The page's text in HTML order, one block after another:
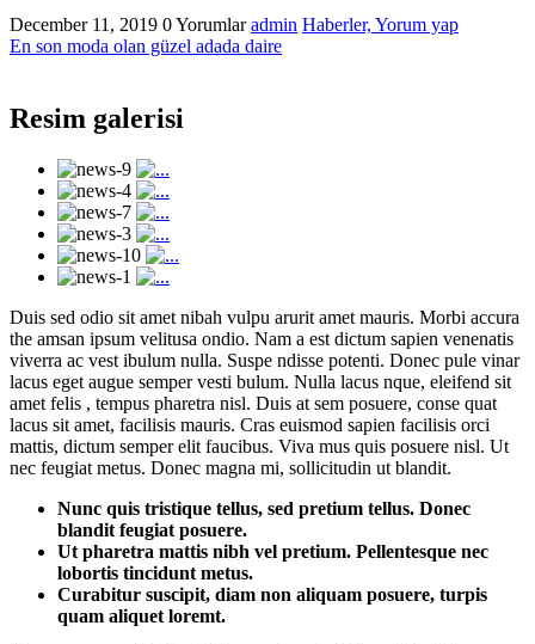
December 11, 2019 0 Yorumlar admin Haberler, Yorum yap
En son moda olan güzel adada daire
Resim galerisi
Duis sed odio sit amet nibah vulpu arurit amet mauris. Morbi accura
the amsan ipsum velitusa ondio. Nam a est dictum sapien venenatis
viverra ac vest ibulum nulla. Suspe ndisse potenti. Donec pule vinar
lacus eget augue semper vesti bulum. Nulla lacus nque, eleifend sit
amet felis , tempus pharetra nisl. Duis at sem posuere, conse quat
lacus sit amet, facilisis mauris. Cras euismod sapien facilisis orci
mattis, dictum semper elit faucibus. Viva mus quis posuere nisl. Ut
nec feugiat metus. Donec magna mi, sollicitudin ut blandit.
Nunc quis tristique tellus, sed pretium tellus. Donec
blandit feugiat posuere.
Ut pharetra mattis nibh vel pretium. Pellentesque nec
lobortis tincidunt metus.
Curabitur suscipit, diam non aliquam posuere, turpis
quam aliquet loremt.